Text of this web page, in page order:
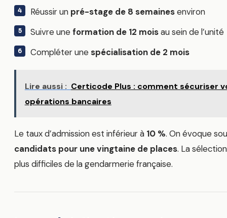
Réussir un pré-stage de 8 semainesenviron
Suivre uneformation de 12 moisau sein de l’unité
Compléter unespécialisation de 2 mois
Lire aussi : Certicode Plus : comment sécuriser
opérations bancaires
Le taux d’admission est inférieur à 10 %. On évoque
candidats pour une vingtaine de places. La
plus difficiles de la gendarmerie française.